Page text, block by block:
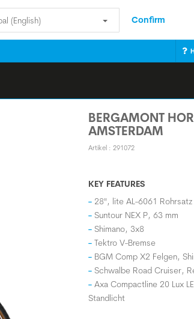
(English) Confirm
BERGAMONT
AMSTERDAM
Artikel : 291072
KEY FEATURES
28", lite AL-6061 Rohrsatz
Suntour NEX P, 63 mm
Shimano, 3x8
Tektro V-Bremse
BGM Comp X2 Felgen,
Schwalbe Road Cruiser,
Axa Compactline 20 Lux
Standlicht